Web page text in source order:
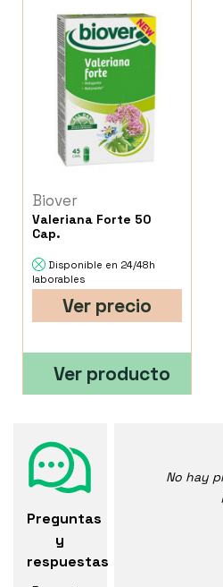
Biover
Valeriana Forte 50
Cap.
Disponible en 24/48h
laborables
Ver precio
Ver producto
Preguntas
y
respuestas
No hay